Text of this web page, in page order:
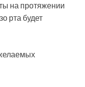
на протяжении
рта будет